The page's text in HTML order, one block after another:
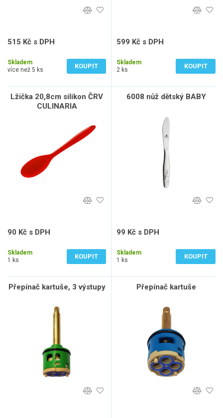
515 Kč s DPH
Skladem
více než 5 ks
KOUPIT
599 Kč s DPH
Skladem
2 ks
KOUPIT
Lžička 20,8cm silikon ČRV
CULINARIA
90 Kč s DPH
Skladem
1 ks
KOUPIT
6008 nůž dětský BABY
99 Kč s DPH
Skladem
1 ks
KOUPIT
Přepínač kartuše, 3 výstupy Přepínač kartuše